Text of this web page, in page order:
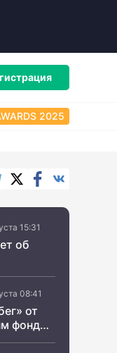
2025
TelegramX.comFacebook
15:31
об
08:41
от
фондом